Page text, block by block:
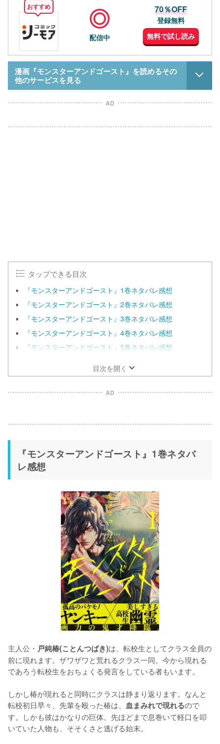
おすすめ
配信中
70％OFF
登録無料
無料で試し読み
漫画『モンスターアンドゴースト』を読めるその
他のサービスを見る
AD
タップできる目次
『モンスターアンドゴースト』1巻ネタバレ感想
『モンスターアンドゴースト』2巻ネタバレ感想
『モンスターアンドゴースト』3巻ネタバレ感想
『モンスターアンドゴースト』4巻ネタバレ感想
『モンスターアンドゴースト』5巻ネタバレ感想
目次を開く
AD
『モンスターアンドゴースト』1巻ネタバ
レ感想
主人公・ 戸純椿(ことんつばき)は、転校生としてクラス全員の
前に現れます。ザワザワと荒れるクラス一同。今から現れる
であろう転校生をおちょくる発言をしている者もいます。
しかし椿が現れると同時にクラスは静まり返ります。なんと
転校初日早々、先輩を殴った椿は、 血まみれで現れるので
す。しかも彼はかなりの巨体。先ほどまで息巻いて軽口を叩
いていた人物も、そそくさと逃げる始末。